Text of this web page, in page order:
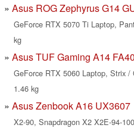
Asus ROG Zephyrus G14
GeForce RTX 5070 Ti Laptop,
kg
Asus TUF Gaming A14
GeForce RTX 5060 Laptop, Strix
1.46 kg
Asus Zenbook A16 UX3607
X2-90, Snapdragon X2 X2E-94-